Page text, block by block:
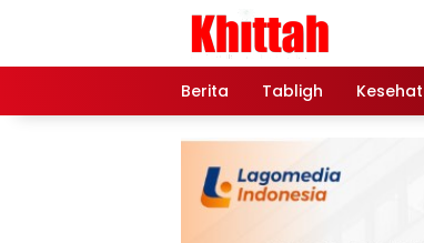
Berita Tabligh